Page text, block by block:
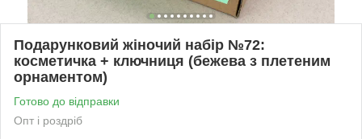
Подарунковий жіночий набір №72:
косметичка + ключниця (бежева з плетеним
орнаментом)
Готово до відправки
Опт і роздріб